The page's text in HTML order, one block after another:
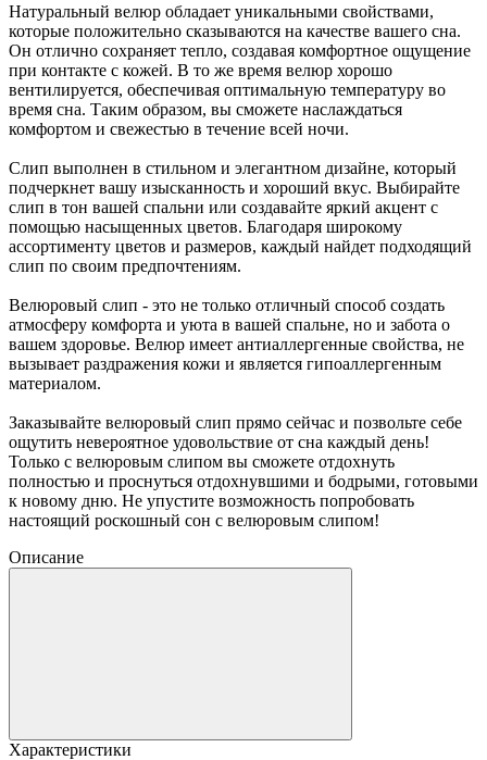
Натуральный велюр обладает уникальными свойствами,
которые положительно сказываются на качестве вашего сна.
Он отлично сохраняет тепло, создавая комфортное ощущение
при контакте с кожей. В то же время велюр хорошо
вентилируется, обеспечивая оптимальную температуру во
время сна. Таким образом, вы сможете наслаждаться
комфортом и свежестью в течение всей ночи.
Слип выполнен в стильном и элегантном дизайне, который
подчеркнет вашу изысканность и хороший вкус. Выбирайте
слип в тон вашей спальни или создавайте яркий акцент с
помощью насыщенных цветов. Благодаря широкому
ассортименту цветов и размеров, каждый найдет подходящий
слип по своим предпочтениям.
Велюровый слип - это не только отличный способ создать
атмосферу комфорта и уюта в вашей спальне, но и забота о
вашем здоровье. Велюр имеет антиаллергенные свойства, не
вызывает раздражения кожи и является гипоаллергенным
материалом.
Заказывайте велюровый слип прямо сейчас и позвольте себе
ощутить невероятное удовольствие от сна каждый день!
Только с велюровым слипом вы сможете отдохнуть
полностью и проснуться отдохнувшими и бодрыми, готовыми
к новому дню. Не упустите возможность попробовать
настоящий роскошный сон с велюровым слипом!
Описание
Характеристики